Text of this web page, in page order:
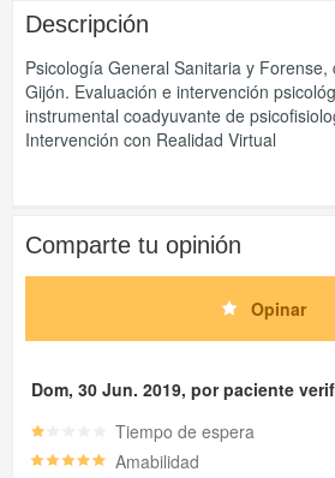
Descripción
Psicología General Sanitaria y
Gijón. Evaluación e intervención
instrumental coadyuvante de
Intervención con Realidad Virtual
Comparte tu opinión
Opinar
Dom, 30 Jun. 2019, por paciente
Tiempo de espera
Amabilidad